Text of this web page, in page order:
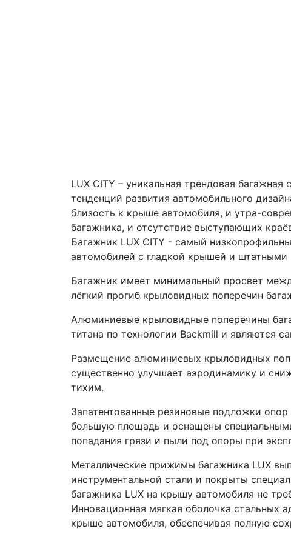
LUX CITY – уникальная трендовая
тенденций развития автомобильного
близость к крыше автомобиля, и утра-
багажника, и отсутствие выступающих
Багажник LUX CITY - самый
автомобилей с гладкой крышей и штатными
Багажник имеет минимальный просвет
лёгкий прогиб крыловидных поперечин
Алюминиевые крыловидные поперечины
титана по технологии Backmill и являются
Размещение алюминиевых крыловидных
существенно улучшает аэродинамику и
тихим.
Запатентованные резиновые подложки
большую площадь и оснащены
попадания грязи и пыли под опоры при
Металлические прижимы багажника LUX
инструментальной стали и покрыты
багажника LUX на крышу автомобиля не
Инновационная мягкая оболочка стальных
крыше автомобиля, обеспечивая полную